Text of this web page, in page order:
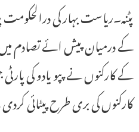
پٹنہ۔ریاست بہار کی
کے درمیان پیش ائے تصادم میں
کے کارکنوں نے پپو یادو کی
کارکنوں کی بری طرح پیٹائی